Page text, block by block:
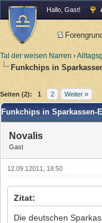
Hallo, Gast!
Tal der weisen Narren ›
Funkchips in
Seiten (2): 1 2 Weiter »
Funkchips in Sparkassen-
Novalis
Gast
12.09.12011, 18:50
Zitat:
Die deutschen